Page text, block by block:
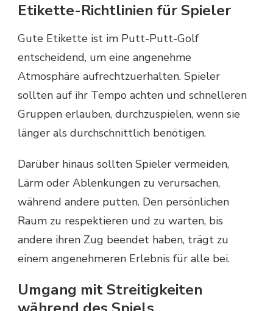
Etikette-Richtlinien für Spieler
Gute Etikette ist im Putt-Putt-Golf
entscheidend, um eine angenehme
Atmosphäre aufrechtzuerhalten. Spieler
sollten auf ihr Tempo achten und schnelleren
Gruppen erlauben, durchzuspielen, wenn sie
länger als durchschnittlich benötigen.
Darüber hinaus sollten Spieler vermeiden,
Lärm oder Ablenkungen zu verursachen,
während andere putten. Den persönlichen
Raum zu respektieren und zu warten, bis
andere ihren Zug beendet haben, trägt zu
einem angenehmeren Erlebnis für alle bei.
Umgang mit Streitigkeiten